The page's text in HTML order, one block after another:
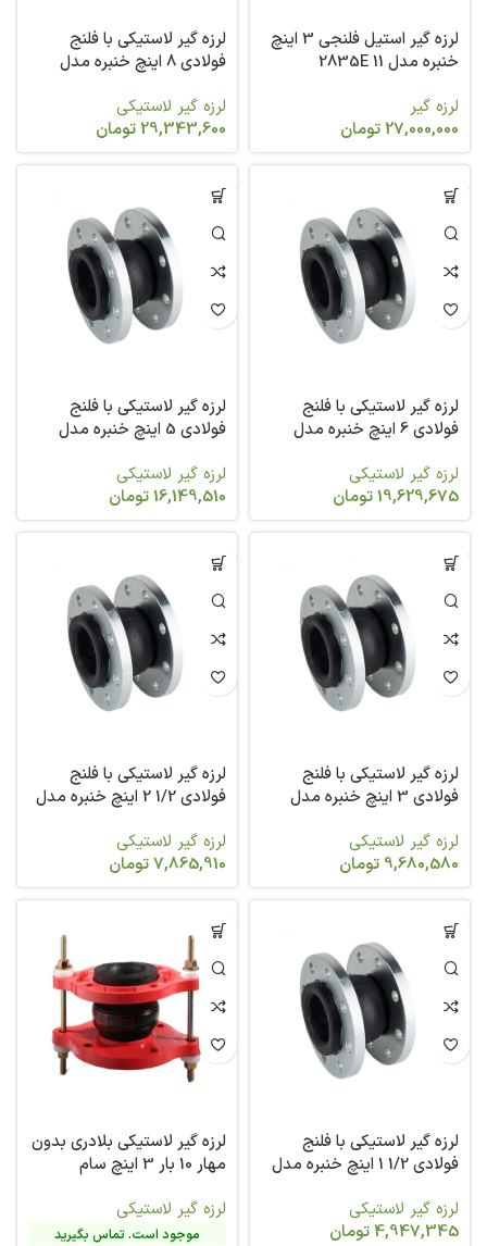
لرزه گیر استیل فلنجی 3 اینچ
خنبره مدل 2835E 11
لرزه گیر
27,000,000تومان
لرزه گیر لاستیکی با فلنج
فولادی 8 اینچ خنبره مدل
لرزه گیر لاستیکی
29,343,600تومان
لرزه گیر لاستیکی با فلنج
فولادی 6 اینچ خنبره مدل
لرزه گیر لاستیکی
19,629,675تومان
لرزه گیر لاستیکی با فلنج
فولادی 5 اینچ خنبره مدل
لرزه گیر لاستیکی
16,149,510تومان
لرزه گیر لاستیکی با فلنج
فولادی 3 اینچ خنبره مدل
لرزه گیر لاستیکی
9,680,580 تومان
لرزه گیر لاستیکی با فلنج
فولادی 1/2 2 اینچ خنبره مدل
لرزه گیر لاستیکی
7,865,910تومان
لرزه گیر لاستیکی با فلنج
فولادی 1/2 1 اینچ خنبره مدل
لرزه گیر لاستیکی
4,947,345تومان
لرزه گیر لاستیکی بلادری بدون
مهار 10 بار 3 اینچ سام
لرزه گیر لاستیکی
موجود است. تماس بگیرید